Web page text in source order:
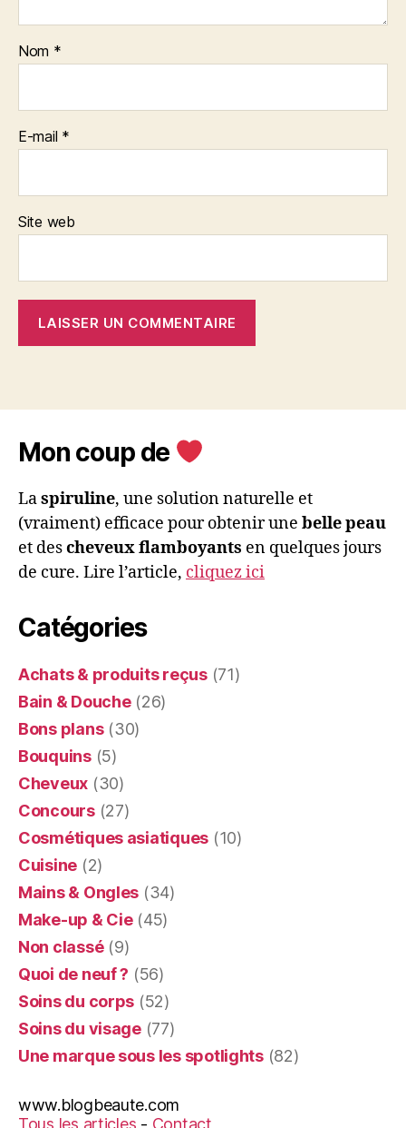
Nom *
E-mail *
Site web
Mon coup de
Laspiruline, une solution naturelle et
(vraiment) efficace pour obtenir une belle peau
et descheveux flamboyants en quelques jours
de cure. Lire l’article, cliquez ici
Catégories
Achats & produits reçus(71)
Bain & Douche(26)
Bons plans(30)
Bouquins(5)
Cheveux (30)
Concours(27)
Cosmétiques asiatiques (10)
Cuisine (2)
Mains & Ongles (34)
Make-up & Cie(45)
Non classé(9)
Quoi de neuf ? (56)
Soins du corps (52)
Soins du visage(77)
Une marque sous les spotlights(82)
www.blogbeaute.com